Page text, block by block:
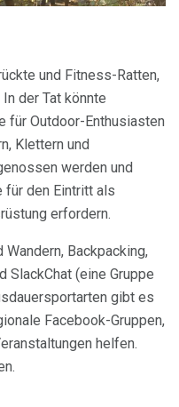
und Fitness-Ratten,
der Tat könnte
für Outdoor-Enthusiasten
Klettern und
werden und
für den Eintritt als
erfordern.
Backpacking,
SlackChat (eine Gruppe
gibt es
Facebook-Gruppen,
helfen.